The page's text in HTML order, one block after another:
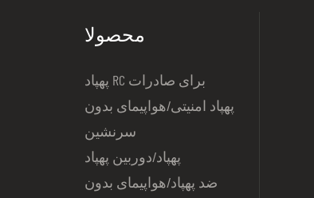
محصولا
پهپاد RC برای صادرات
پهپاد امنیتی/هواپیمای بدون
سرنشین
پهپاد/دوربین پهپاد
ضد پهپاد/هواپیمای بدون